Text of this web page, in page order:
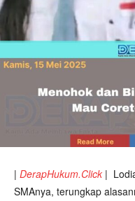
| DerapHukum.Click |
SMAnya, terungkap